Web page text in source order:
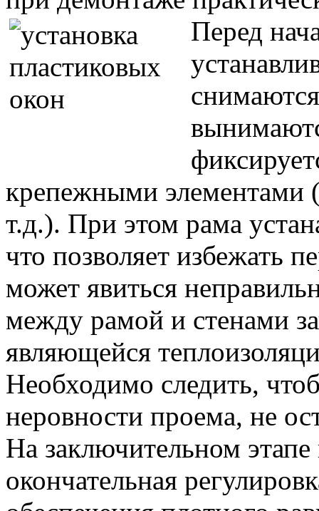
Перед
крепежными элементами
т.д.). При этом рама
что позволяет избежать
может явиться
между рамой и стенами
являющейся
Необходимо следить,
неровности проема, не
На заключительном
окончательная